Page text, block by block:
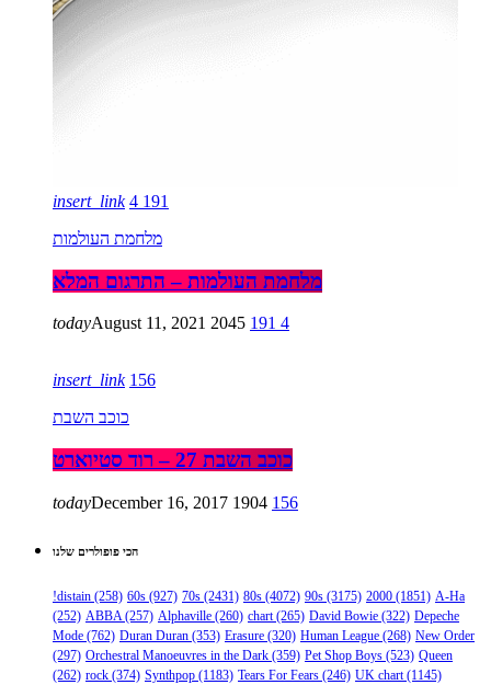
insert_link 4 191
מלחמת העולמות
מלחמת העולמות – התרגום המלא
todayAugust 11, 2021 2045 191 4
insert_link 156
כוכב השבת
כוכב השבת 27 – רוד סטיוארט
todayDecember 16, 2017 1904 156
הכי פופולרים שלנו
!distain (258) 60s (927) 70s (2431) 80s (4072) 90s (3175) 2000 (1851) A-Ha
(252) ABBA (257) Alphaville (260) chart (265) David Bowie (322) Depeche
Mode (762) Duran Duran (353) Erasure (320) Human League (268) New Order
(297) Orchestral Manoeuvres in the Dark (359) Pet Shop Boys (523) Queen
(262) rock (374) Synthpop (1183) Tears For Fears (246) UK chart (1145)